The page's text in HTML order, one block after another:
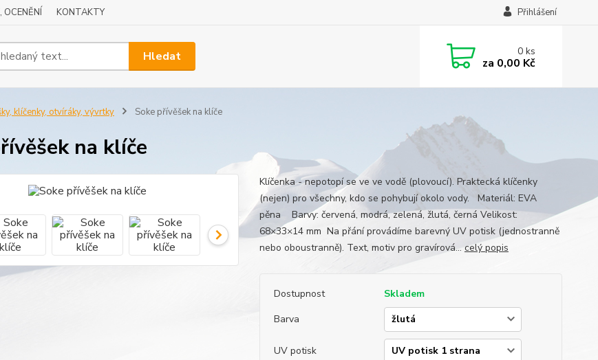
OCENĚNÍ KONTAKTY Přihlášení
Hledat 0ks
za 0,00 Kč
klíčenky, otvíráky, vývrtky Soke přívěšek na klíče
na klíče
Klíčenka - nepotopí se ve ve vodě (plovoucí). Praktecká klíčenky
(nejen) pro všechny, kdo se pohybují okolo vody. Materiál: EVA
pěna Barvy: červená, modrá, zelená, žlutá, černá Velikost:
68×33×14 mm Na přání provádíme barevný UV potisk (jednostranně
nebo oboustranně). Text, motiv pro gravírová... celý popis
Dostupnost
Skladem
Barva
UV potisk